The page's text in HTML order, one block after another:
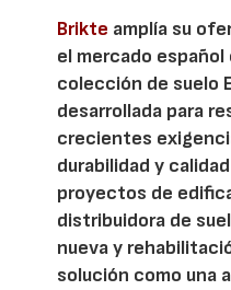
Brikte amplía su
el mercado español
colección de suelo
desarrollada para
crecientes
durabilidad y
proyectos de
distribuidora de
nueva y
solución como una